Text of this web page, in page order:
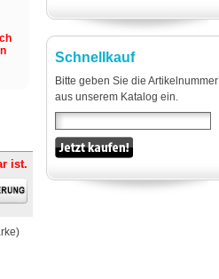
ist.
Schnellkauf
Bitte geben Sie die Artikelnummer
aus unserem Katalog ein.